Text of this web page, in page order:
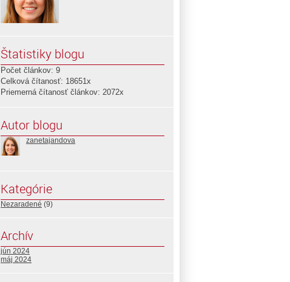
Štatistiky blogu
Počet článkov: 9
Celková čítanosť: 18651x
Priemerná čítanosť článkov: 2072x
Autor blogu
zanetajandova
Kategórie
Nezaradené (9)
Archív
jún 2024
máj 2024